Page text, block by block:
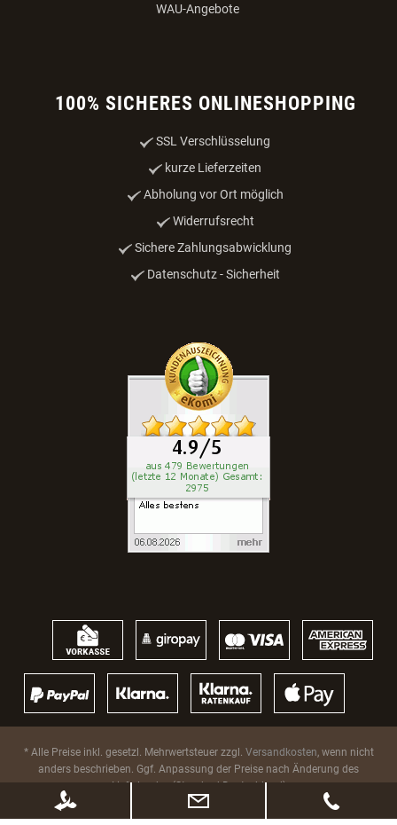
WAU-Angebote
100% SICHERES ONLINESHOPPING
SSL Verschlüsselung
kurze Lieferzeiten
Abholung vor Ort möglich
Widerrufsrecht
Sichere Zahlungsabwicklung
Datenschutz - Sicherheit
* Alle Preise inkl. gesetzl. Mehrwertsteuer zzgl. Versandkosten, wenn nicht
anders beschrieben. Ggf. Anpassung der Preise nach Änderung des
Lieferlandes (Standard Deutschland)